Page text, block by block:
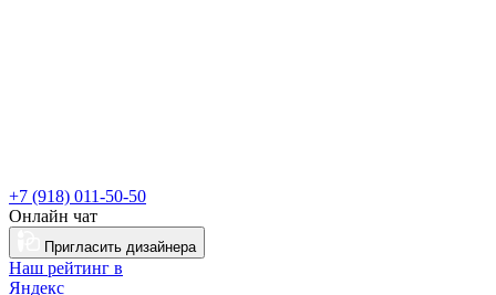
+7 (918) 011-50-50
Онлайн чат
Пригласить дизайнера
Наш рейтинг в
Яндекс